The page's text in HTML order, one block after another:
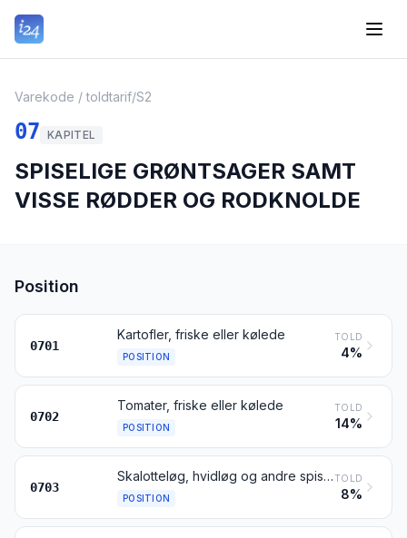
Varekode / toldtarif/S2
07 KAPITEL
SPISELIGE GRØNTSAGER SAMT
VISSE RØDDER OG RODKNOLDE
Position
0701
Kartofler, friske eller kølede
POSITION
TOLD
4%
0702
Tomater, friske eller kølede
POSITION
TOLD
14%
0703
Skalotteløg, hvidløg og andre spiseløg samt porrer og andre Allium-arter, friske eller kølede
POSITION
TOLD
8%